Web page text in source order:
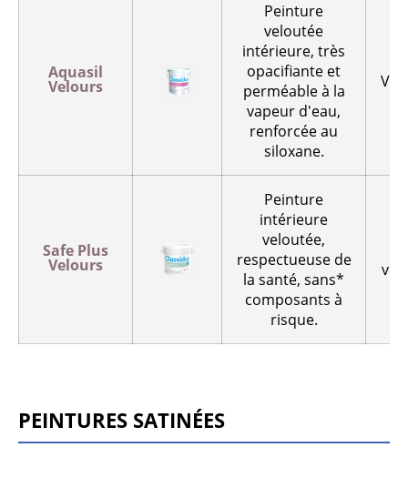
Aquasil
Velours
Peinture
veloutée
intérieure, très
opacifiante et
perméable à la
vapeur d'eau,
renforcée au
siloxane.
Safe Plus
Velours
Peinture
intérieure
veloutée,
respectueuse de
la santé, sans*
composants à
risque.
Peintures satinées